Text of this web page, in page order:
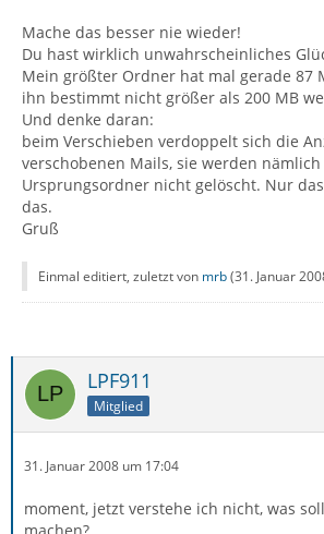
Mache das besser nie wieder!
Du hast wirklich unwahrscheinliches
Mein größter Ordner hat mal gerade 87
ihn bestimmt nicht größer als 200 MB
Und denke daran:
beim Verschieben verdoppelt sich die
verschobenen Mails, sie werden
Ursprungsordner nicht gelöscht. Nur
das.
Gruß
Einmal editiert, zuletzt von mrb(31. Januar
LPF911
Mitglied
31. Januar 2008 um 17:04
moment, jetzt verstehe ich nicht, was